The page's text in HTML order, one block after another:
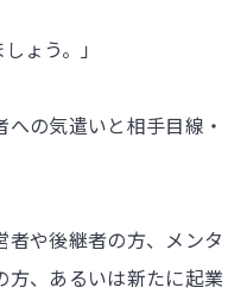
ょう。」
の気遣いと相手目線・
や後継者の方、メンタ
方、あるいは新たに起業